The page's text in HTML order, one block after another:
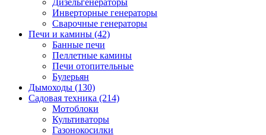
Дизельгенераторы
Инверторные генераторы
Сварочные генераторы
Печи и камины (42)
Банные печи
Пеллетные камины
Печи отопительные
Булерьян
Дымоходы (130)
Садовая техника (214)
Мотоблоки
Культиваторы
Газонокосилки